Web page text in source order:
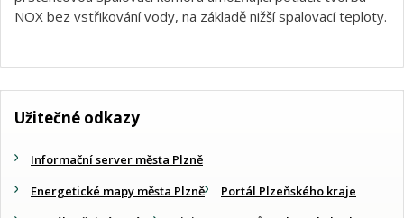
NOX bez vstřikování vody, na základě nižší spalovací teploty.
Užitečné odkazy
Informační server města Plzně
Energetické mapy města Plzně
Portál Plzeňského kraje